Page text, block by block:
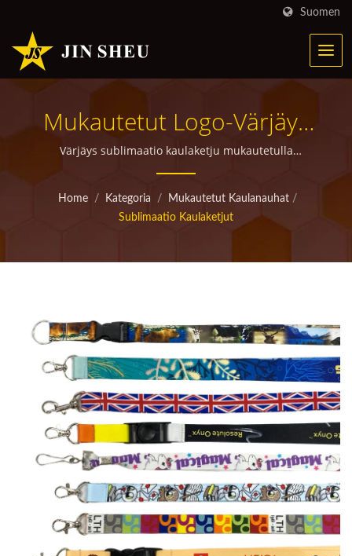
Suomen
Mukautetut Logo-Värjäys
Sublimoidut Kaulaketjut |
Personoituja
Metallituotteita
Värjäys sublimaatio kaulaketju mukautetulla
painatuksella | korkealaatuisia räätälöityjä
Home / Kategoria / Mukautetut Kaulanauhat /
Sublimaatio Kaulaketjut